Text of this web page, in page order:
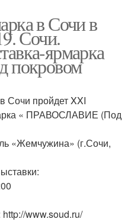
в Сочи в
Сочи.
ярмарка
покровом
Сочи пройдет XXI
« ПРАВОСЛАВИЕ (Под
«Жемчужина» (г.Сочи,
www.soud.ru/